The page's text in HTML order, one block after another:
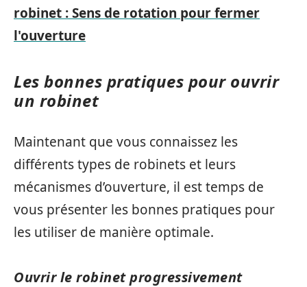
robinet : Sens de rotation pour fermer
l'ouverture
Les bonnes pratiques pour ouvrir
un robinet
Maintenant que vous connaissez les
différents types de robinets et leurs
mécanismes d’ouverture, il est temps de
vous présenter les bonnes pratiques pour
les utiliser de manière optimale.
Ouvrir le robinet progressivement